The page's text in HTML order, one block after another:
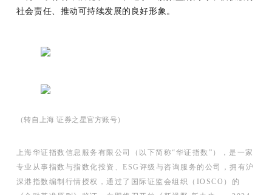
社会责任、推动可持续发展的良好形象。
（转自上海 证券之星官方账号）
上海华证指数信息服务有限公司（以下简称“华证指数”），是一家
专业从事指数与指数化投资、ESG评级与咨询服务的公司，拥有沪
深港指数编制行情授权，通过了国际证监会组织（IOSCO）的